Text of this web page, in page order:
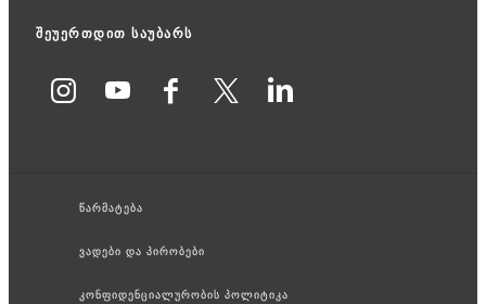
შეუერთდით საუბარს
წარმატება
ვადები და პირობები
კონფიდენციალურობის პოლიტიკა